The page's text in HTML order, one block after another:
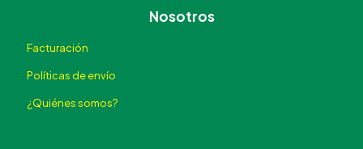
Nosotros
Facturación
Políticas de envío
¿Quiénes somos?